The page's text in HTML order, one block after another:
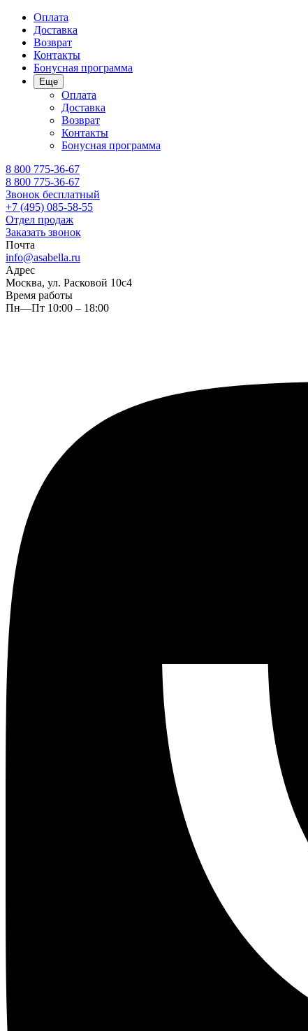
Оплата
Доставка
Возврат
Контакты
Бонусная программа
Еще
Оплата
Доставка
Возврат
Контакты
Бонусная программа
8 800 775-36-67
8 800 775-36-67
Звонок бесплатный
+7 (495) 085-58-55
Отдел продаж
Заказать звонок
Почта
info@asabella.ru
Адрес
Москва, ул. Расковой 10с4
Время работы
Пн—Пт 10:00 – 18:00